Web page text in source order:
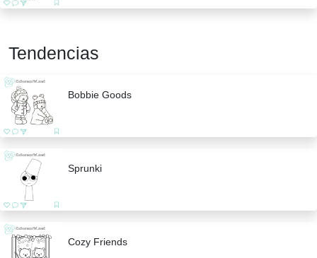
Tendencias
Bobbie Goods
Sprunki
Cozy Friends